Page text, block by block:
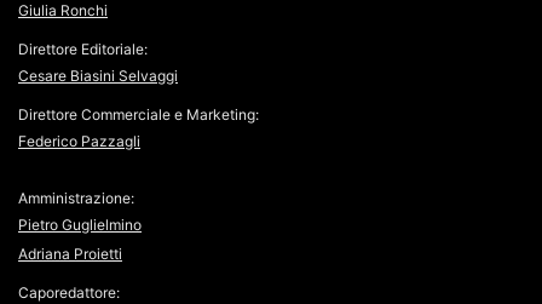
Giulia Ronchi
Direttore Editoriale:
Cesare Biasini Selvaggi
Direttore Commerciale e Marketing:
Federico Pazzagli
Amministrazione:
Pietro Guglielmino
Adriana Proietti
Caporedattore: